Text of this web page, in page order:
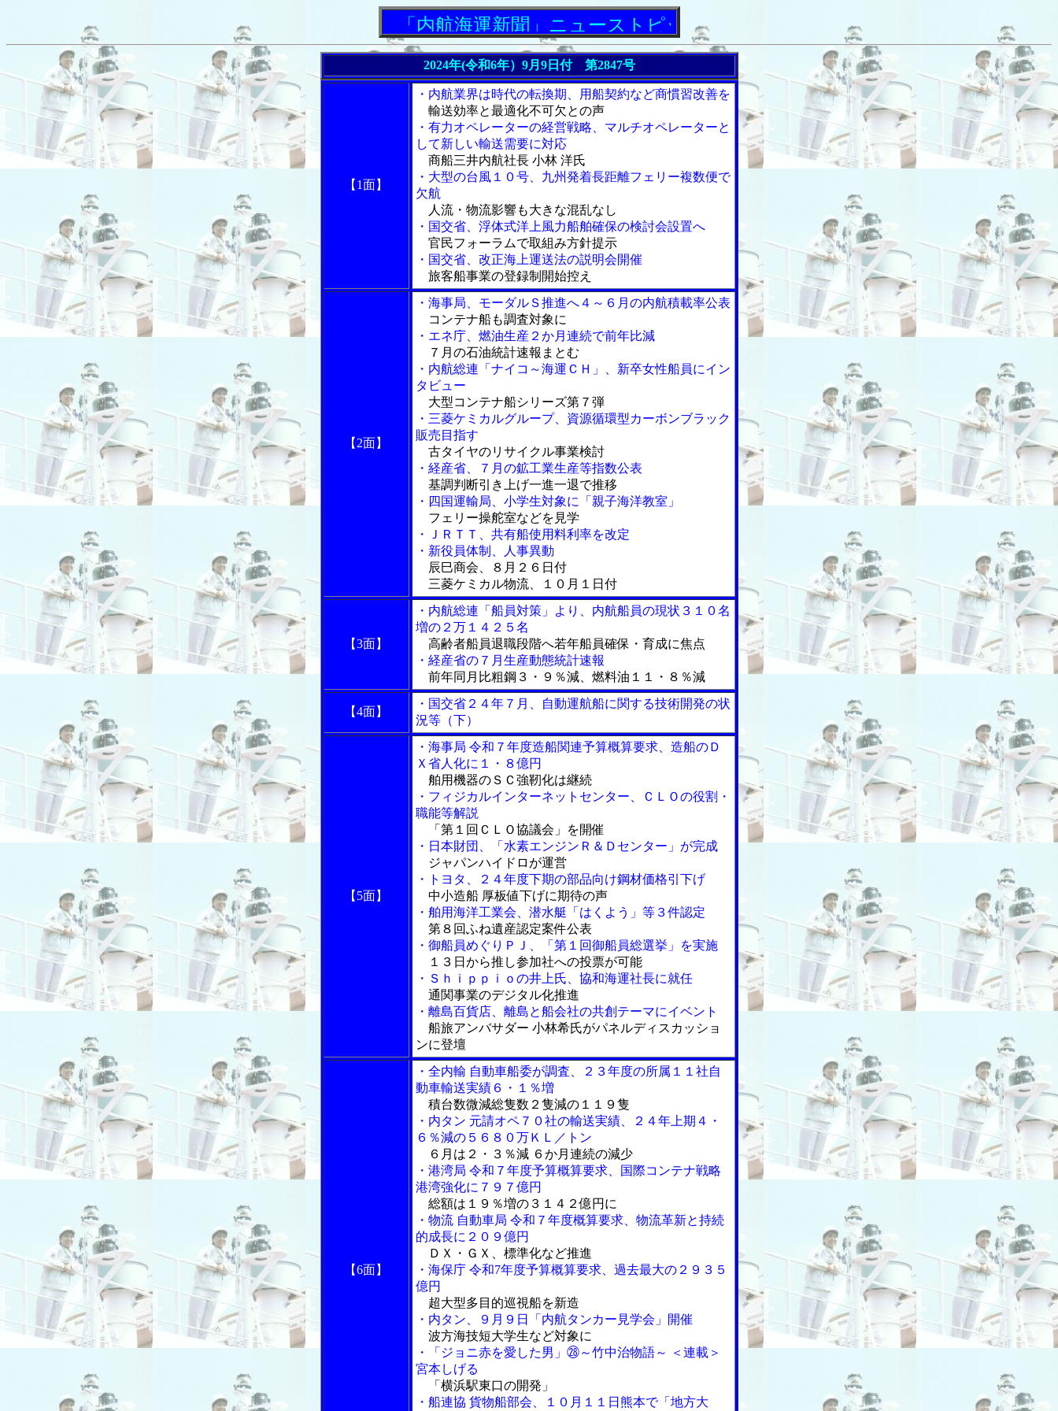
「内航海運新聞」ニューストピックス
2024年(令和6年）9月9日付 第2847号
【1面】
・内航業界は時代の転換期、用船契約など商慣習改善を
輸送効率と最適化不可欠との声
・有力オペレーターの経営戦略、マルチオペレーターと
して新しい輸送需要に対応
商船三井内航社長 小林 洋氏
・大型の台風１０号、九州発着長距離フェリー複数便で
欠航
人流・物流影響も大きな混乱なし
・国交省、浮体式洋上風力船舶確保の検討会設置へ
官民フォーラムで取組み方針提示
・国交省、改正海上運送法の説明会開催
旅客船事業の登録制開始控え
【2面】
・海事局、モーダルＳ推進へ４～６月の内航積載率公表
コンテナ船も調査対象に
・エネ庁、燃油生産２か月連続で前年比減
７月の石油統計速報まとむ
・内航総連「ナイコ～海運ＣＨ」、新卒女性船員にイン
タビュー
大型コンテナ船シリーズ第７弾
・三菱ケミカルグループ、資源循環型カーボンブラック
販売目指す
古タイヤのリサイクル事業検討
・経産省、７月の鉱工業生産等指数公表
基調判断引き上げ一進一退で推移
・四国運輸局、小学生対象に「親子海洋教室」
フェリー操舵室などを見学
・ＪＲＴＴ、共有船使用料利率を改定
・新役員体制、人事異動
辰巳商会、８月２６日付
三菱ケミカル物流、１０月１日付
【3面】
・内航総連「船員対策」より、内航船員の現状３１０名
増の２万１４２５名
高齢者船員退職段階へ若年船員確保・育成に焦点
・経産省の７月生産動態統計速報
前年同月比粗鋼３・９％減、燃料油１１・８％減
【4面】
・国交省２４年７月、自動運航船に関する技術開発の状
況等（下）
【5面】
・海事局 令和７年度造船関連予算概算要求、造船のＤ
Ｘ省人化に１・８億円
舶用機器のＳＣ強靭化は継続
・フィジカルインターネットセンター、ＣＬＯの役割・
職能等解説
「第１回ＣＬＯ協議会」を開催
・日本財団、「水素エンジンＲ＆Ｄセンター」が完成
ジャパンハイドロが運営
・トヨタ、２４年度下期の部品向け鋼材価格引下げ
中小造船 厚板値下げに期待の声
・舶用海洋工業会、潜水艇「はくよう」等３件認定
第８回ふね遺産認定案件公表
・御船員めぐりＰＪ、「第１回御船員総選挙」を実施
１３日から推し参加社への投票が可能
・Ｓｈｉｐｐｉｏの井上氏、協和海運社長に就任
通関事業のデジタル化推進
・離島百貨店、離島と船会社の共創テーマにイベント
船旅アンバサダー 小林希氏がパネルディスカッショ
ンに登壇
【6面】
・全内輸 自動車船委が調査、２３年度の所属１１社自
動車輸送実績６・１％増
積台数微減総隻数２隻減の１１９隻
・内タン 元請オペ７０社の輸送実績、２４年上期４・
６％減の５６８０万ＫＬ／トン
６月は２・３％減 ６か月連続の減少
・港湾局 令和７年度予算概算要求、国際コンテナ戦略
港湾強化に７９７億円
総額は１９％増の３１４２億円に
・物流 自動車局 令和７年度概算要求、物流革新と持続
的成長に２０９億円
ＤＸ・ＧＸ、標準化など推進
・海保庁 令和7年度予算概算要求、過去最大の２９３５
億円
超大型多目的巡視船を新造
・内タン、９月９日「内航タンカー見学会」開催
波方海技短大学生など対象に
・「ジョニ赤を愛した男」㉘～竹中治物語～ ＜連載＞
宮本しげる
「横浜駅東口の開発」
・船連協 貨物船部会、１０月１１日熊本で「地方大